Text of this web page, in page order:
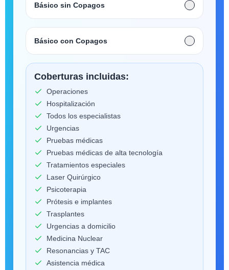
Básico sin Copagos
Básico con Copagos
Coberturas incluidas:
Operaciones
Hospitalización
Todos los especialistas
Urgencias
Pruebas médicas
Pruebas médicas de alta tecnología
Tratamientos especiales
Laser Quirúrgico
Psicoterapia
Prótesis e implantes
Trasplantes
Urgencias a domicilio
Medicina Nuclear
Resonancias y TAC
Asistencia médica